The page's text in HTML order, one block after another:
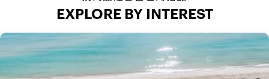
EXPLORE BY INTEREST